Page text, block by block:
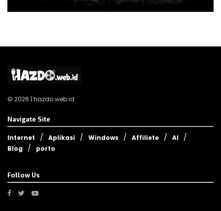
© 2026 | hazdo.web.id
Navigate Site
Internet Aplikasi Windows Affiliete
AI
Blog
porto
Follow Us